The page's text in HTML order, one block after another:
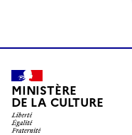
MINISTÈRE
DE LA CULTURE